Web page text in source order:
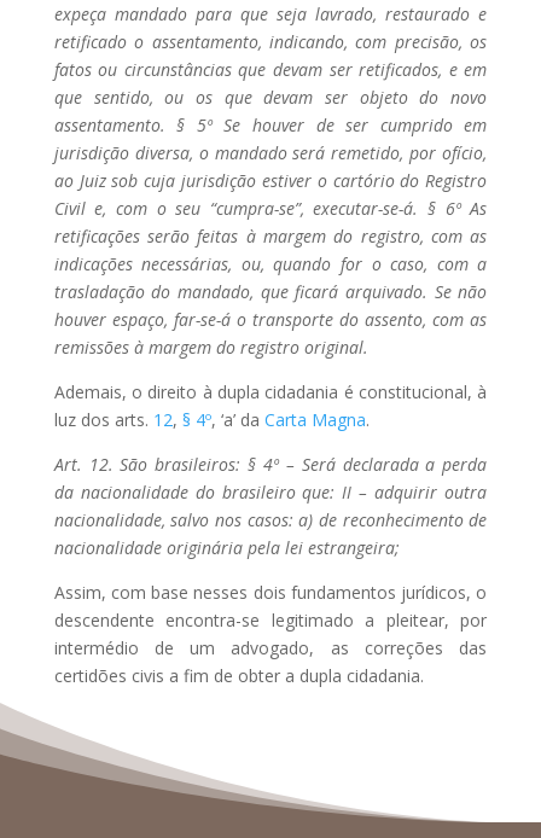
expeça mandado para que seja lavrado, restaurado e
retificado o assentamento, indicando, com precisão, os
fatos ou circunstâncias que devam ser retificados, e em
que sentido, ou os que devam ser objeto do novo
assentamento. § 5º Se houver de ser cumprido em
jurisdição diversa, o mandado será remetido, por ofício,
ao Juiz sob cuja jurisdição estiver o cartório do Registro
Civil e, com o seu “cumpra-se”, executar-se-á. § 6º As
retificações serão feitas à margem do registro, com as
indicações necessárias, ou, quando for o caso, com a
trasladação do mandado, que ficará arquivado. Se não
houver espaço, far-se-á o transporte do assento, com as
remissões à margem do registro original.
Ademais, o direito à dupla cidadania é constitucional, à
luz dos arts. 12, § 4º, ‘a’ da Carta Magna.
Art. 12. São brasileiros: § 4º – Será declarada a perda
da nacionalidade do brasileiro que: II – adquirir outra
nacionalidade, salvo nos casos: a) de reconhecimento de
nacionalidade originária pela lei estrangeira;
Assim, com base nesses dois fundamentos jurídicos, o
descendente encontra-se legitimado a pleitear, por
intermédio de um advogado, as correções das
certidões civis a fim de obter a dupla cidadania.